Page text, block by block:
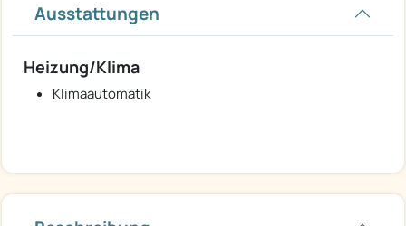
Ausstattungen
Heizung/Klima
Klimaautomatik